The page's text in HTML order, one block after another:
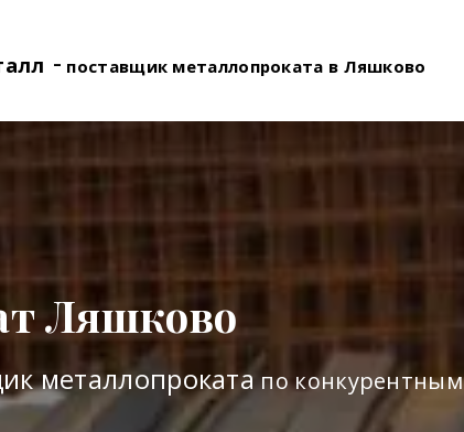
- поставщик металлопроката в Ляшково
Ляшково
металлопрокатапо конкурентным